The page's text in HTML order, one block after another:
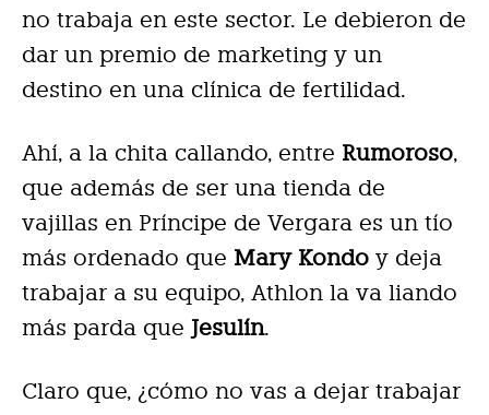
no trabaja en este sector. Le debieron de
dar un premio de marketing y un
destino en una clínica de fertilidad.
Ahí, a la chita callando, entre Rumoroso,
que además de ser una tienda de
vajillas en Príncipe de Vergara es un tío
más ordenado que Mary Kondo y deja
trabajar a su equipo, Athlon la va liando
más parda que Jesulín.
Claro que, ¿cómo no vas a dejar trabajar